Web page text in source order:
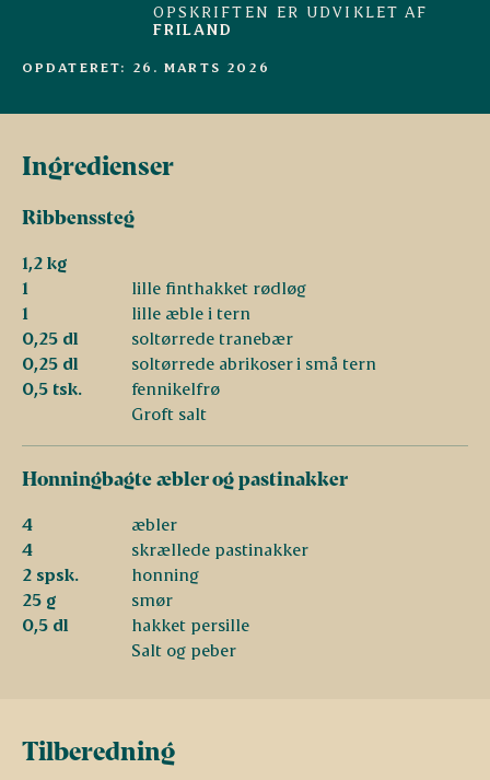
OPSKRIFTEN ER UDVIKLET AF
FRILAND
OPDATERET: 26. MARTS 2026
Ingredienser
Ribbenssteg
1,2 kg
1
lille finthakket rødløg
1
lille æble i tern
0,25 dl
soltørrede tranebær
0,25 dl
soltørrede abrikoser i små tern
0,5 tsk.
fennikelfrø
Groft salt
Honningbagte æbler og pastinakker
4
æbler
4
skrællede pastinakker
2 spsk.
honning
25 g
smør
0,5 dl
hakket persille
Salt og peber
Tilberedning